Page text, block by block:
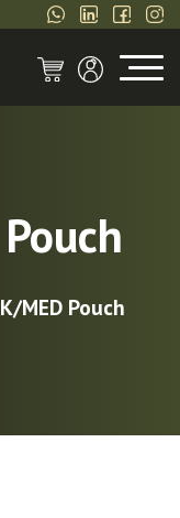
MED Pouch